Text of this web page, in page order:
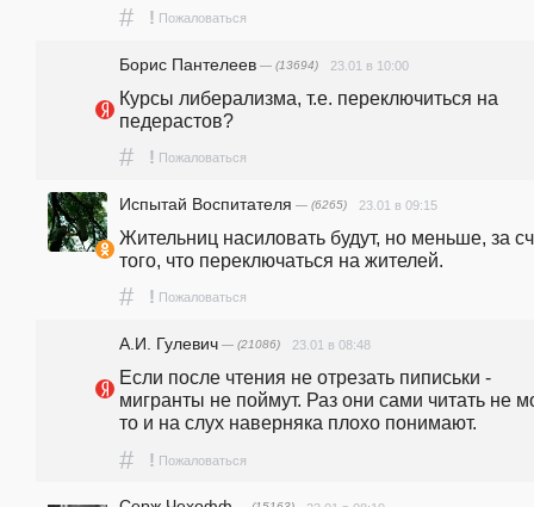
# ! Пожаловаться
Борис Пантелеев — (13694) 23.01 в 10:00
Курсы либерализма, т.е. переключиться на
педерастов?
# ! Пожаловаться
Испытай Воспитателя — (6265) 23.01 в 09:15
Жительниц насиловать будут, но меньше, за
того, что переключаться на жителей.
# ! Пожаловаться
А.И. Гулевич — (21086) 23.01 в 08:48
Если после чтения не отрезать пиписьки -
мигранты не поймут. Раз они сами читать не
то и на слух наверняка плохо понимают.
# ! Пожаловаться